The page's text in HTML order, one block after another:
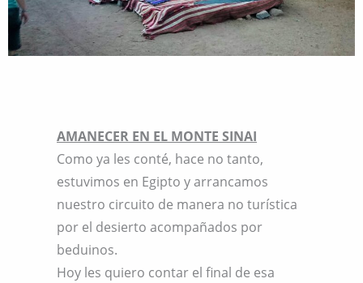
AMANECER EN EL MONTE SINAI
Como ya les conté, hace no tanto,
estuvimos en Egipto y arrancamos
nuestro circuito de manera no turística
por el desierto acompañados por
beduinos.
Hoy les quiero contar el final de esa